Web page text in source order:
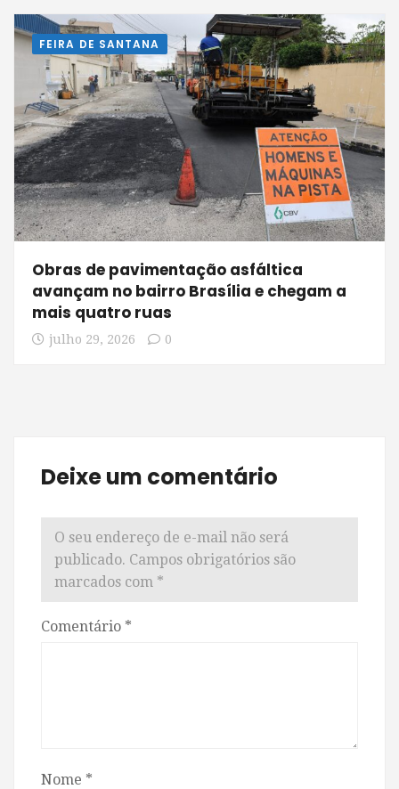
FEIRA DE SANTANA
Obras de pavimentação asfáltica
avançam no bairro Brasília e chegam a
mais quatro ruas
julho 29, 2026 0
Deixe um comentário
O seu endereço de e-mail não será
publicado. Campos obrigatórios são
marcados com *
Comentário *
Nome *